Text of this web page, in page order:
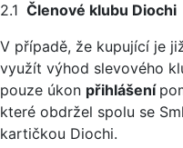
2.1 Členové klubu Diochi
V případě, že kupující je
využít výhod slevového
pouze úkon přihlášení
které obdržel spolu se
kartičkou Diochi.